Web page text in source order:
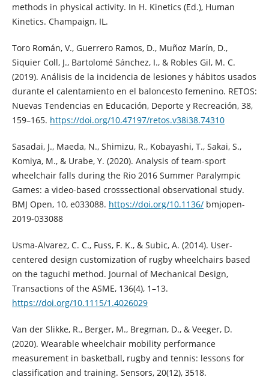
methods in physical activity. In H. Kinetics (Ed.), Human
Kinetics. Champaign, IL.
Toro Román, V., Guerrero Ramos, D., Muñoz Marín, D.,
Siquier Coll, J., Bartolomé Sánchez, I., & Robles Gil, M. C.
(2019). Análisis de la incidencia de lesiones y hábitos usados
durante el calentamiento en el baloncesto femenino. RETOS:
Nuevas Tendencias en Educación, Deporte y Recreación, 38,
159–165. https://doi.org/10.47197/retos.v38i38.74310
Sasadai, J., Maeda, N., Shimizu, R., Kobayashi, T., Sakai, S.,
Komiya, M., & Urabe, Y. (2020). Analysis of team-sport
wheelchair falls during the Rio 2016 Summer Paralympic
Games: a video-based crosssectional observational study.
BMJ Open, 10, e033088. https://doi.org/10.1136/bmjopen-
2019-033088
Usma-Alvarez, C. C., Fuss, F. K., & Subic, A. (2014). User-
centered design customization of rugby wheelchairs based
on the taguchi method. Journal of Mechanical Design,
Transactions of the ASME, 136(4), 1–13.
https://doi.org/10.1115/1.4026029
Van der Slikke, R., Berger, M., Bregman, D., & Veeger, D.
(2020). Wearable wheelchair mobility performance
measurement in basketball, rugby and tennis: lessons for
classification and training. Sensors, 20(12), 3518.